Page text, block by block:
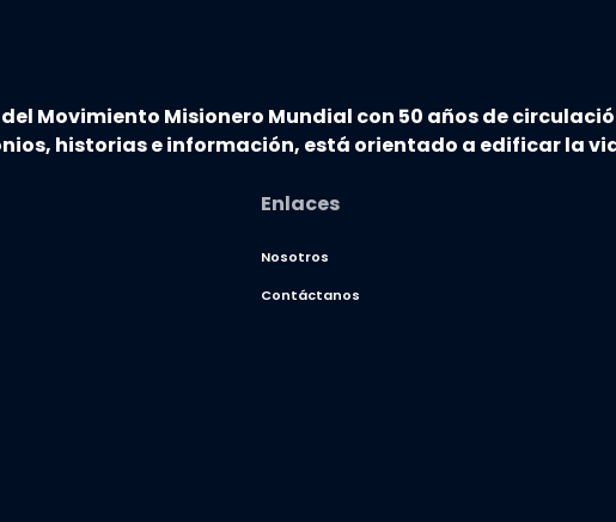
Movimiento Misionero Mundial con 50 años de
historias e información, está orientado a edificar la
Enlaces
Nosotros
Contáctanos